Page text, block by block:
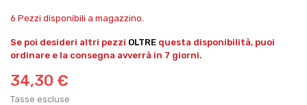
6 Pezzi disponibili a magazzino.
Se poi desideri altri pezzi OLTRE questa disponibilità, puoi
ordinare e la consegna avverrà in 7 giorni.
34,30 €
Tasse escluse